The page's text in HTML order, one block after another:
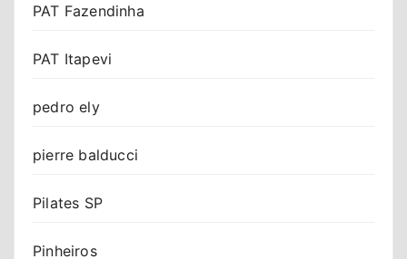
PAT Fazendinha
PAT Itapevi
pedro ely
pierre balducci
Pilates SP
Pinheiros